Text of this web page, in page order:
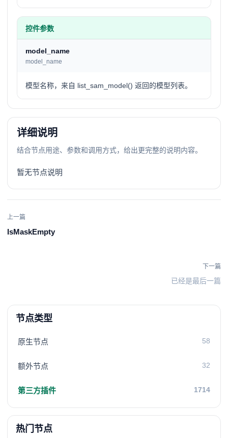
控件参数
model_name
model_name
模型名称，来自 list_sam_model() 返回的模型列表。
详细说明
结合节点用途、参数和调用方式，给出更完整的说明内容。
暂无节点说明
上一篇
IsMaskEmpty
下一篇
已经是最后一篇
节点类型
原生节点 58
额外节点 32
第三方插件 1714
热门节点